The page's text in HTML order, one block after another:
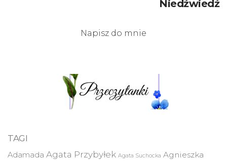
Niedźwiedź
Napisz do mnie
TAGI
Adamada Agata Przybyłek Agata Suchocka Agnieszka